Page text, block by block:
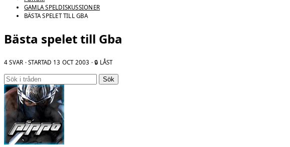
GAMLA SPELDISKUSSIONER
BÄSTA SPELET TILL GBA
Bästa spelet till Gba
4 SVAR · STARTAD 13 OCT 2003 · 🔒 LÅST
Sök